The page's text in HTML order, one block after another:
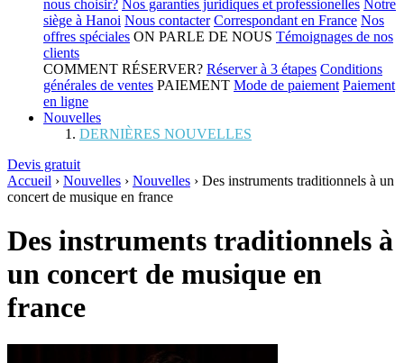
nous choisir? Nos garanties juridiques et professionelles Notre
siège à Hanoi Nous contacter Correspondant en France Nos
offres spéciales ON PARLE DE NOUS Témoignages de nos
clients
COMMENT RÉSERVER? Réserver à 3 étapes Conditions
générales de ventes PAIEMENT Mode de paiement Paiement
en ligne
Nouvelles
DERNIÈRES NOUVELLES
Devis gratuit
Accueil › Nouvelles › Nouvelles › Des instruments traditionnels à un
concert de musique en france
Des instruments traditionnels à
un concert de musique en
france